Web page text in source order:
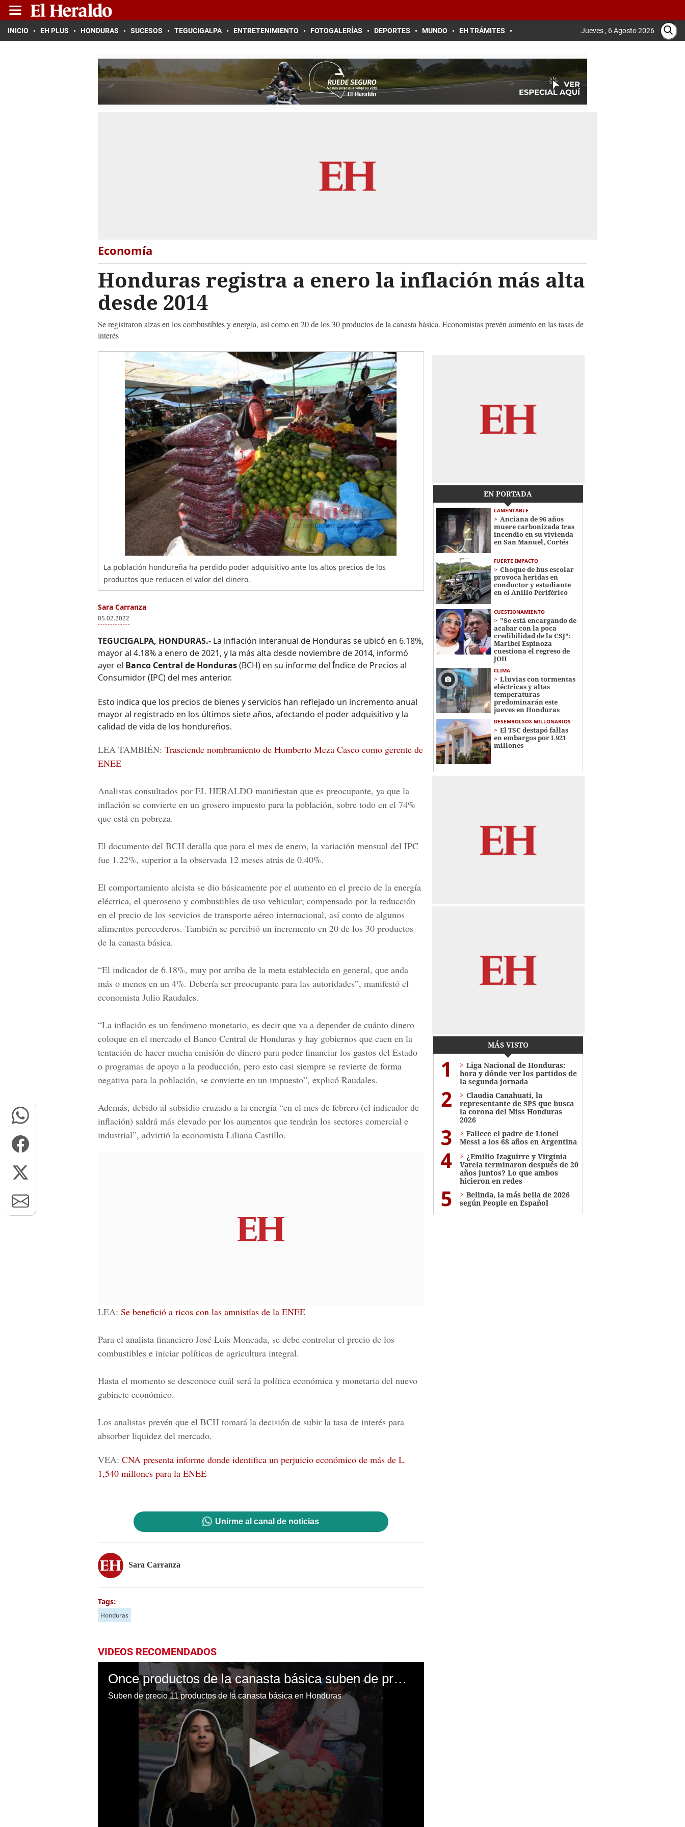
INICIO EH PLUS HONDURAS SUCESOS TEGUCIGALPA ENTRETENIMIENTO FOTOGALERÍAS DEPORTES MUNDO EH TRÁMITES Jueves , 6 Agosto 2026
Economía
Honduras registra a enero la inflación más alta
desde 2014
Se registraron alzas en los combustibles y energía, así como en 20 de los 30 productos de la canasta básica. Economistas prevén aumento en las tasas de
interés
La población hondureña ha perdido poder adquisitivo ante los altos precios de los
productos que reducen el valor del dinero.
Sara Carranza
05.02.2022
TEGUCIGALPA, HONDURAS.- La inflación interanual de Honduras se ubicó en 6.18%,
mayor al 4.18% a enero de 2021, y la más alta desde noviembre de 2014, informó
ayer el Banco Central de Honduras(BCH) en su informe del Índice de Precios al
Consumidor (IPC) del mes anterior.
Esto indica que los precios de bienes y servicios han reflejado un incremento anual
mayor al registrado en los últimos siete años, afectando el poder adquisitivo y la
calidad de vida de los hondureños.
LEA TAMBIÉN: Trasciende nombramiento de Humberto Meza Casco como gerente de
ENEE
Analistas consultados por EL HERALDO manifiestan que es preocupante, ya que la
inflación se convierte en un grosero impuesto para la población, sobre todo en el 74%
que está en pobreza.
El documento del BCH detalla que para el mes de enero, la variación mensual del IPC
fue 1.22%, superior a la observada 12 meses atrás de 0.40%.
El comportamiento alcista se dio básicamente por el aumento en el precio de la energía
eléctrica, el queroseno y combustibles de uso vehicular; compensado por la reducción
en el precio de los servicios de transporte aéreo internacional, así como de algunos
alimentos perecederos. También se percibió un incremento en 20 de los 30 productos
de la canasta básica.
“El indicador de 6.18%, muy por arriba de la meta establecida en general, que anda
más o menos en un 4%. Debería ser preocupante para las autoridades”, manifestó el
economista Julio Raudales.
“La inflación es un fenómeno monetario, es decir que va a depender de cuánto dinero
coloque en el mercado el Banco Central de Honduras y hay gobiernos que caen en la
tentación de hacer mucha emisión de dinero para poder financiar los gastos del Estado
o programas de apoyo a la producción, pero esto casi siempre se revierte de forma
negativa para la población, se convierte en un impuesto”, explicó Raudales.
Además, debido al subsidio cruzado a la energía “en el mes de febrero (el indicador de
inflación) saldrá más elevado por los aumentos que tendrán los sectores comercial e
industrial”, advirtió la economista Liliana Castillo.
LEA: Se benefició a ricos con las amnistías de la ENEE
Para el analista financiero José Luis Moncada, se debe controlar el precio de los
combustibles e iniciar políticas de agricultura integral.
Hasta el momento se desconoce cuál será la política económica y monetaria del nuevo
gabinete económico.
Los analistas prevén que el BCH tomará la decisión de subir la tasa de interés para
absorber liquidez del mercado.
VEA: CNA presenta informe donde identifica un perjuicio económico de más de L
1,540 millones para la ENEE
Unirme al canal de noticias
Sara Carranza
Tags:
Honduras
VIDEOS RECOMENDADOS
Once productos de la canasta básica suben de precio en Honduras
Suben de precio 11 productos de la canasta básica en Honduras
EN PORTADA
LAMENTABLE
Anciana de 96 años
muere carbonizada tras
incendio en su vivienda
en San Manuel, Cortés
FUERTE IMPACTO
Choque de bus escolar
provoca heridas en
conductor y estudiante
en el Anillo Periférico
CUESTIONAMIENTO
"Se está encargando de
acabar con la poca
credibilidad de la CSJ":
Maribel Espinoza
cuestiona el regreso de
JOH
CLIMA
Lluvias con tormentas
eléctricas y altas
temperaturas
predominarán este
jueves en Honduras
DESEMBOLSOS MILLONARIOS
El TSC destapó fallas
en embargos por L921
millones
MÁS VISTO
1
Liga Nacional de Honduras:
hora y dónde ver los partidos de
la segunda jornada
2
Claudia Canahuati, la
representante de SPS que busca
la corona del Miss Honduras
2026
3
Fallece el padre de Lionel
Messi a los 68 años en Argentina
4
¿Emilio Izaguirre y Virginia
Varela terminaron después de 20
años juntos? Lo que ambos
hicieron en redes
5
Belinda, la más bella de 2026
según People en Español